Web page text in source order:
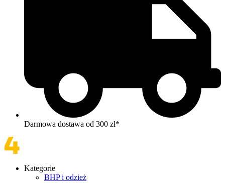
Darmowa dostawa od 300 zł*
Kategorie
BHP i odzież